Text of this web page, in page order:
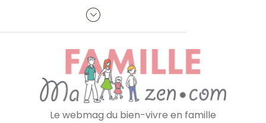
Je m'inscris à la newsletter
Le webmag du bien-vivre en famille
Panneau de gestion des cookies